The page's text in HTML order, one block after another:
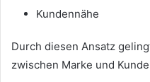
Kundennähe
Durch diesen Ansatz
zwischen Marke und